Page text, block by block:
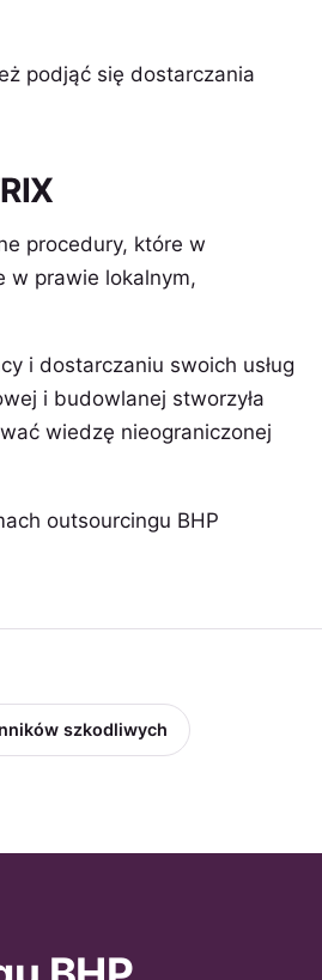
podjąć się dostarczania
procedury, które w
w prawie lokalnym,
i dostarczaniu swoich usług
i budowlanej stworzyła
wiedzę nieograniczonej
outsourcingu BHP
szkodliwych